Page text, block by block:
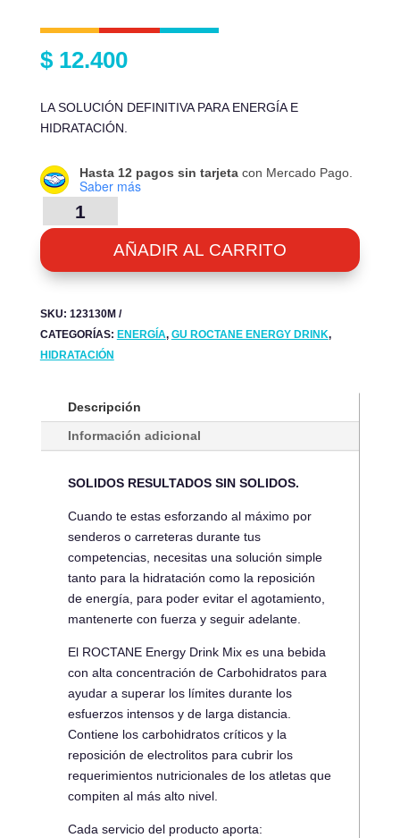
$12.400
LA SOLUCIÓN DEFINITIVA PARA ENERGÍA E
HIDRATACIÓN.
Hasta 12 pagos sin tarjetacon Mercado Pago.
Saber más
ROCTANE
ENERGY
DRINK
-
TROPICAL
FRUIT
CANTIDAD
AÑADIR AL CARRITO
SKU: 123130M
CATEGORÍAS: ENERGÍA, GU ROCTANE ENERGY DRINK,
HIDRATACIÓN
Descripción
Información adicional
SOLIDOS RESULTADOS SIN SOLIDOS.
Cuando te estas esforzando al máximo por
senderos o carreteras durante tus
competencias, necesitas una solución simple
tanto para la hidratación como la reposición
de energía, para poder evitar el agotamiento,
mantenerte con fuerza y seguir adelante.
El ROCTANE Energy Drink Mix es una bebida
con alta concentración de Carbohidratos para
ayudar a superar los límites durante los
esfuerzos intensos y de larga distancia.
Contiene los carbohidratos críticos y la
reposición de electrolitos para cubrir los
requerimientos nutricionales de los atletas que
compiten al más alto nivel.
Cada servicio del producto aporta: